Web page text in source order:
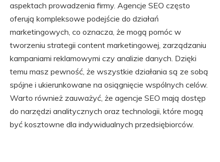
aspektach prowadzenia firmy. Agencje SEO często
oferują kompleksowe podejście do działań
marketingowych, co oznacza, że mogą pomóc w
tworzeniu strategii content marketingowej, zarządzaniu
kampaniami reklamowymi czy analizie danych. Dzięki
temu masz pewność, że wszystkie działania są ze sobą
spójne i ukierunkowane na osiągnięcie wspólnych celów.
Warto również zauważyć, że agencje SEO mają dostęp
do narzędzi analitycznych oraz technologii, które mogą
być kosztowne dla indywidualnych przedsiębiorców.